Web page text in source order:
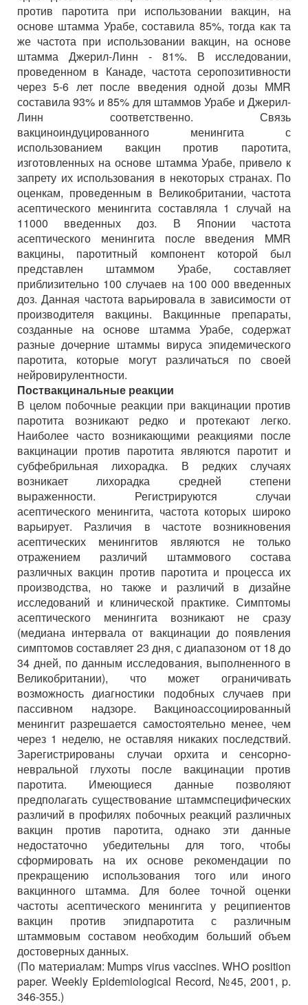
против паротита при использовании вакцин, на
основе штамма Урабе, составила 85%, тогда как та
же частота при использовании вакцин, на основе
штамма Джерил-Линн - 81%. В исследовании,
проведенном в Канаде, частота серопозитивности
через 5-6 лет после введения одной дозы MMR
составила 93% и 85% для штаммов Урабе и Джерил-
Линн соответственно. Связь
вакциноиндуцированного менингита с
использованием вакцин против паротита,
изготовленных на основе штамма Урабе, привело к
запрету их использования в некоторых странах. По
оценкам, проведенным в Великобритании, частота
асептического менингита составляла 1 случай на
11000 введенных доз. В Японии частота
асептического менингита после введения MMR
вакцины, паротитный компонент которой был
представлен штаммом Урабе, составляет
приблизительно 100 случаев на 100 000 введенных
доз. Данная частота варьировала в зависимости от
производителя вакцины. Вакцинные препараты,
созданные на основе штамма Урабе, содержат
разные дочерние штаммы вируса эпидемического
паротита, которые могут различаться по своей
нейровирулентности.
Поствакцинальные реакции
В целом побочные реакции при вакцинации против
паротита возникают редко и протекают легко.
Наиболее часто возникающими реакциями после
вакцинации против паротита являются паротит и
субфебрильная лихорадка. В редких случаях
возникает лихорадка средней степени
выраженности. Регистрируются случаи
асептического менингита, частота которых широко
варьирует. Различия в частоте возникновения
асептических менингитов являются не только
отражением различий штаммового состава
различных вакцин против паротита и процесса их
производства, но также и различий в дизайне
исследований и клинической практике. Симптомы
асептического менингита возникают не сразу
(медиана интервала от вакцинации до появления
симптомов составляет 23 дня, с диапазоном от 18 до
34 дней, по данным исследования, выполненного в
Великобритании), что может ограничивать
возможность диагностики подобных случаев при
пассивном надзоре. Вакциноассоциированный
менингит разрешается самостоятельно менее, чем
через 1 неделю, не оставляя никаких последствий.
Зарегистрированы случаи орхита и сенсорно-
невральной глухоты после вакцинации против
паротита. Имеющиеся данные позволяют
предполагать существование штаммспецифических
различий в профилях побочных реакций различных
вакцин против паротита, однако эти данные
недостаточно убедительны для того, чтобы
сформировать на их основе рекомендации по
прекращению использования того или иного
вакцинного штамма. Для более точной оценки
частоты асептического менингита у реципиентов
вакцин против эпидпаротита с различным
штаммовым составом необходим больший объем
достоверных данных.
(По материалам: Mumps virus vaccines. WHO position
paper. Weekly Epidemiological Record, №45, 2001, p.
346-355.)